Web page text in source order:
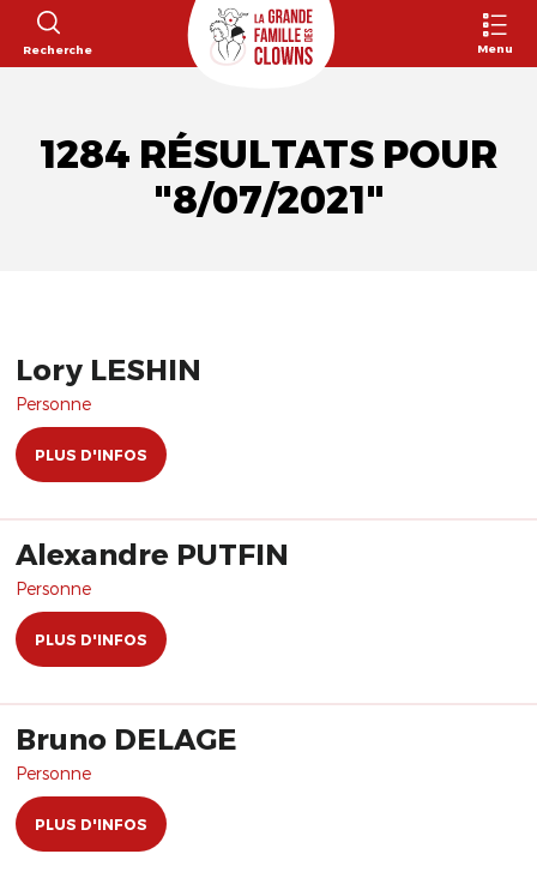
Recherche Menu
1284 RÉSULTATS POUR
"8/07/2021"
Lory LESHIN
Personne
PLUS D'INFOS
Alexandre PUTFIN
Personne
PLUS D'INFOS
Bruno DELAGE
Personne
PLUS D'INFOS